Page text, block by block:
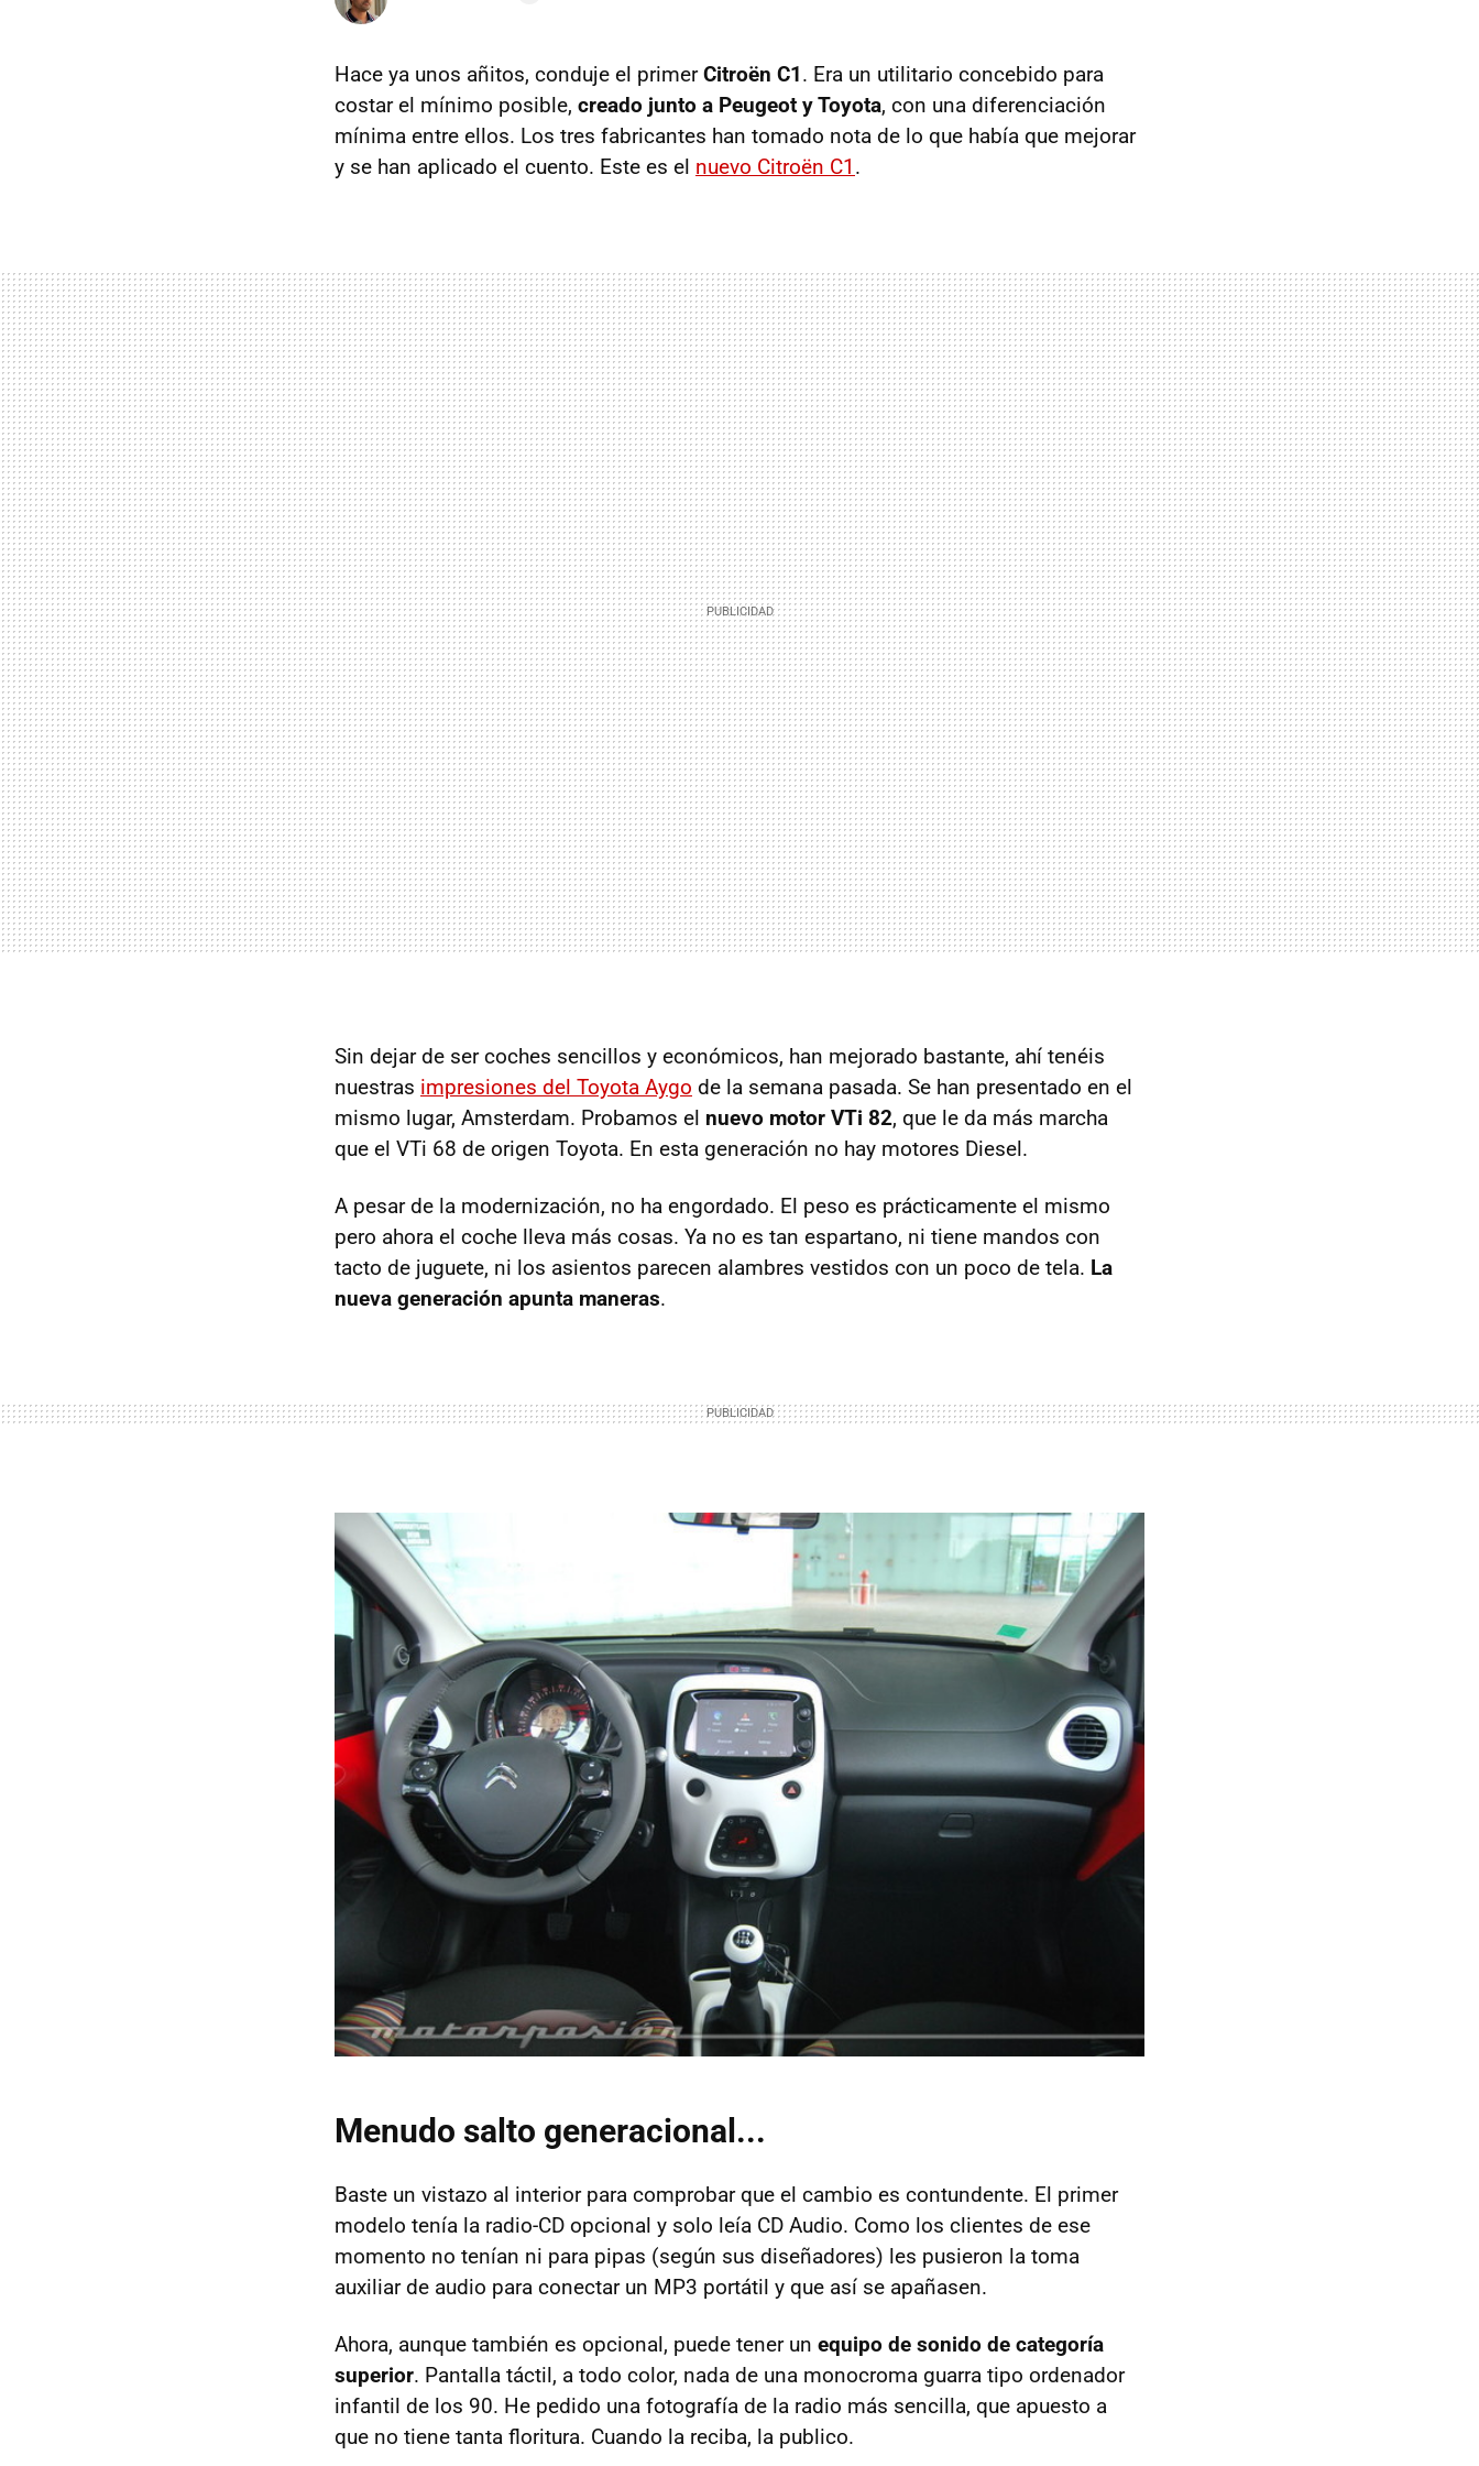
Hace ya unos añitos, conduje el primerCitroën C1. Era un utilitario concebido para
costar el mínimo posible, creado junto a Peugeot y Toyota, con una diferenciación
mínima entre ellos. Los tres fabricantes han tomado nota de lo que había que mejorar
y se han aplicado el cuento. Este es el nuevo Citroën C1 .
Sin dejar de ser coches sencillos y económicos, han mejorado bastante, ahí tenéis
nuestras impresiones del Toyota Aygo de la semana pasada. Se han presentado en el
mismo lugar, Amsterdam. Probamos el nuevo motor VTi 82, que le da más marcha
que el VTi 68 de origen Toyota. En esta generación no hay motores Diesel.
A pesar de la modernización, no ha engordado. El peso es prácticamente el mismo
pero ahora el coche lleva más cosas. Ya no es tan espartano, ni tiene mandos con
tacto de juguete, ni los asientos parecen alambres vestidos con un poco de tela. La
nueva generación apunta maneras.
Menudo salto generacional...
Baste un vistazo al interior para comprobar que el cambio es contundente. El primer
modelo tenía la radio-CD opcional y solo leía CD Audio. Como los clientes de ese
momento no tenían ni para pipas (según sus diseñadores) les pusieron la toma
auxiliar de audio para conectar un MP3 portátil y que así se apañasen.
Ahora, aunque también es opcional, puede tener un equipo de sonido de categoría
superior. Pantalla táctil, a todo color, nada de una monocroma guarra tipo ordenador
infantil de los 90. He pedido una fotografía de la radio más sencilla, que apuesto a
que no tiene tanta floritura. Cuando la reciba, la publico.